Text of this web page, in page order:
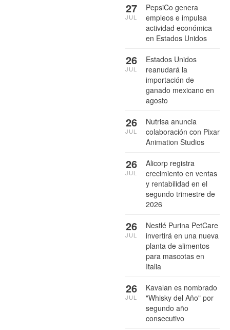
PepsiCo genera
empleos e impulsa
actividad económica
en Estados Unidos
27
JUL
Estados Unidos
reanudará la
importación de
ganado mexicano en
agosto
26
JUL
Nutrisa anuncia
colaboración con Pixar
Animation Studios
26
JUL
Alicorp registra
crecimiento en ventas
y rentabilidad en el
segundo trimestre de
2026
26
JUL
Nestlé Purina PetCare
invertirá en una nueva
planta de alimentos
para mascotas en
Italia
26
JUL
Kavalan es nombrado
"Whisky del Año" por
segundo año
consecutivo
26
JUL